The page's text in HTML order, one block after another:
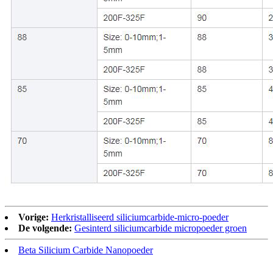
Vorige: Herkristalliseerd siliciumcarbide-micro-poeder
De volgende: Gesinterd siliciumcarbide micropoeder groen
Beta Silicium Carbide Nanopoeder